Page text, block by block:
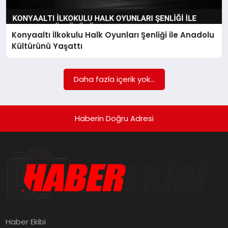
SPOR
Konyaaltı İlkokulu Halk Oyunları Şenliği ile Anadolu
Kültürünü Yaşattı
Daha fazla içerik yok...
Haberin Doğru Adresi
Haber Ekibi